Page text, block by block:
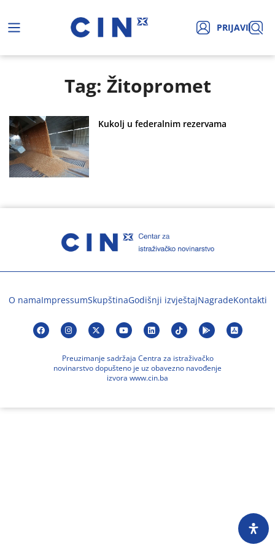
PRIJAVI
Tag: Žitopromet
Kukolj u federalnim rezervama
O namaImpressumSkupštinaGodišnji izvještajNagradeKontakti
Preuzimanje sadržaja Centra za istraživačko
novinarstvo dopušteno je uz obavezno navođenje
izvora www.cin.ba